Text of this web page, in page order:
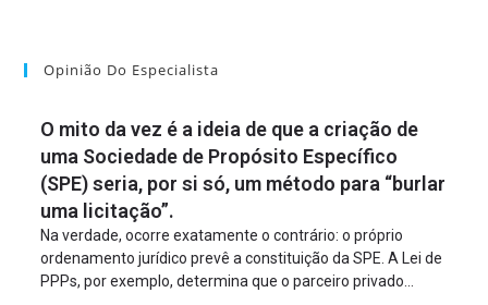
Opinião Do Especialista
O mito da vez é a ideia de que a criação de
uma Sociedade de Propósito Específico
(SPE) seria, por si só, um método para “burlar
uma licitação”.
Na verdade, ocorre exatamente o contrário: o próprio
ordenamento jurídico prevê a constituição da SPE. A Lei de
PPPs, por exemplo, determina que o parceiro privado